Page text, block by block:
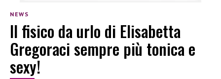
NEWS
Il fisico da urlo di Elisabetta
Gregoraci sempre più tonica e
sexy!